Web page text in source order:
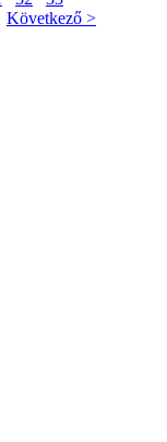
Következő >